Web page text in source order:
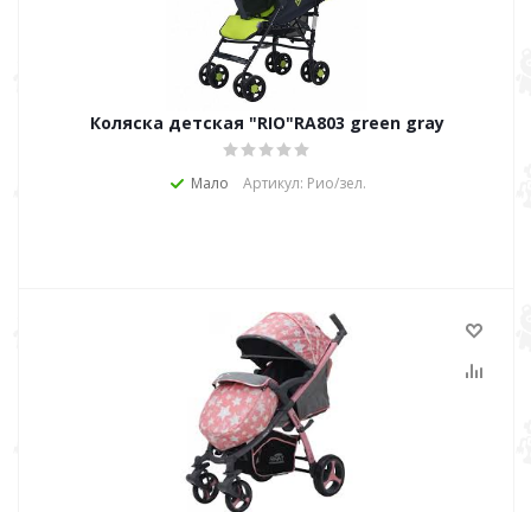
Коляска детская "RIO"RA803 green gray
Мало Артикул: Рио/зел.